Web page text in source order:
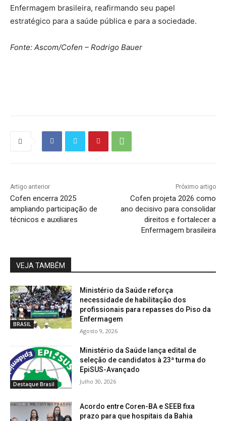
Enfermagem brasileira, reafirmando seu papel
estratégico para a saúde pública e para a sociedade.
Fonte: Ascom/Cofen – Rodrigo Bauer
Artigo anterior
Cofen encerra 2025
ampliando participação de
técnicos e auxiliares
Próximo artigo
Cofen projeta 2026 como
ano decisivo para consolidar
direitos e fortalecer a
Enfermagem brasileira
VEJA TAMBÉM
BRASIL
Ministério da Saúde reforça
necessidade de habilitação dos
profissionais para repasses do Piso da
Enfermagem
Agosto 9, 2026
Destaque Brasil
Ministério da Saúde lança edital de
seleção de candidatos à 23ª turma do
EpiSUS-Avançado
Julho 30, 2026
Acordo entre Coren-BA e SEEB fixa
prazo para que hospitais da Bahia